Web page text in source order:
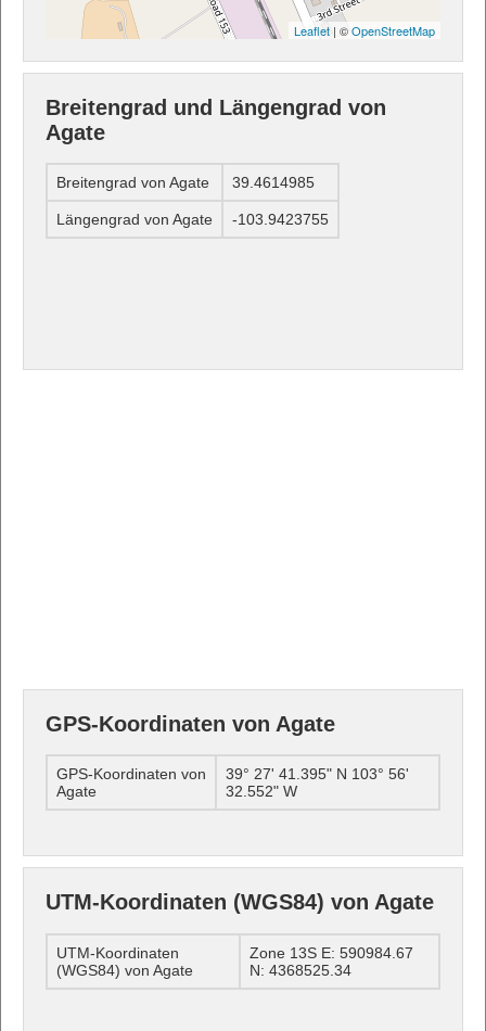
Leaflet | ©OpenStreetMap
Breitengrad und Längengrad von
Agate
Breitengrad von Agate 39.4614985
Längengrad von Agate -103.9423755
GPS-Koordinaten von Agate
GPS-Koordinaten von
Agate
39° 27' 41.395" N 103° 56'
32.552" W
UTM-Koordinaten (WGS84) von Agate
UTM-Koordinaten
(WGS84) von Agate
Zone 13S E: 590984.67
N: 4368525.34